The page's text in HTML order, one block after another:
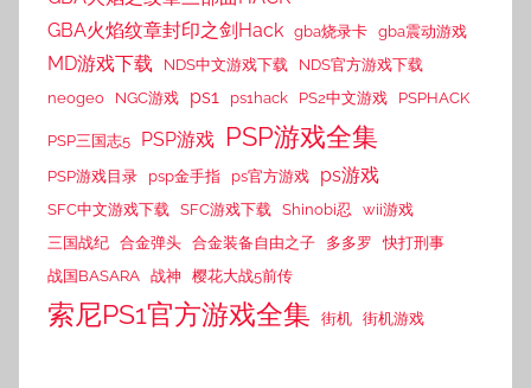
GBA火焰纹章封印之剑Hack gba烧录卡 gba震动游戏
MD游戏下载 NDS中文游戏下载
NDS官方游戏下载
neogeo
NGC游戏 ps1 ps1hack PS2中文游戏 PSPHACK
PSP三国志5 PSP游戏 PSP游戏全集
PSP游戏目录 psp金手指 ps官方游戏 ps游戏
SFC中文游戏下载 SFC游戏下载 Shinobi忍
wii游戏
三国战纪 合金弹头 合金装备自由之子 多多罗
快打刑事
战国BASARA 战神 樱花大战5前传
索尼PS1官方游戏全集 街机 街机游戏